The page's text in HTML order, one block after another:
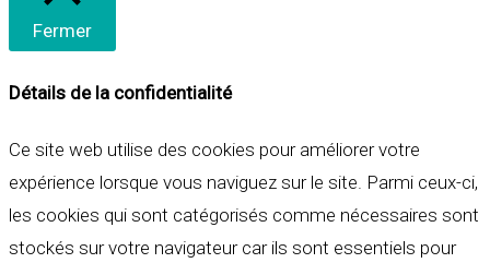
Fermer
Détails de la confidentialité
Ce site web utilise des cookies pour améliorer votre
expérience lorsque vous naviguez sur le site. Parmi ceux-ci,
les cookies qui sont catégorisés comme nécessaires sont
stockés sur votre navigateur car ils sont essentiels pour